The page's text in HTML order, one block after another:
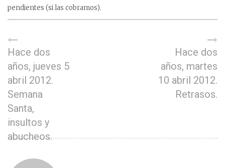
pendientes (si las cobramos).
Hace dos
años, jueves 5
abril 2012.
Semana
Santa,
insultos y
abucheos.
Hace dos
años, martes
10 abril 2012.
Retrasos.